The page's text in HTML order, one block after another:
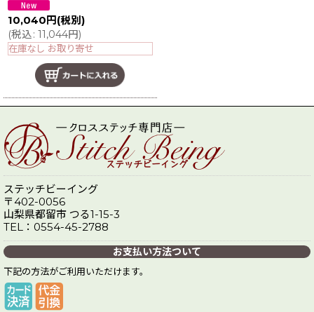
10,040 円 (税別)
(税込: 11,044円)
在庫なし お取り寄せ
ステッチビーイング
〒402-0056
山梨県都留市 つる1-15-3
TEL：0554-45-2788
お支払い方法ついて
下記の方法がご利用いただけます。